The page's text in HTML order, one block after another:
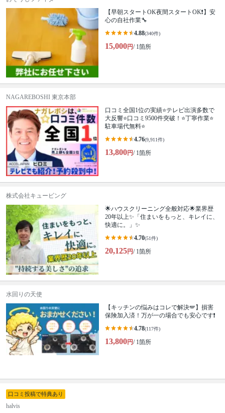
【早朝スタートOK夜間スタートOK❗️】安
心の自社作業🔧
4.88(340件)
15,000円/ 1箇所
NAGAREBOSHI 東京本部
口コミ全国1位の実績⭐テレビ出演多数で
大反響⭐口コミ9500件突破！⭐丁寧作業⭐
駐車場代無料⭐
4.76(9,911件)
13,800円/ 1箇所
株式会社キュービング
🌟ハウスクリーニング全般対応🌟業界歴
20年以上✨「住まいをもっと、キレイに、
快適に。」✨
4.70(51件)
20,125円/ 1箇所
水回りの天使
【キッチンの悩みはコレで解決🪽】損害
保険加入済！万が一の場合でも安心です❗️
4.78(117件)
13,800円/ 1箇所
口コミ投稿で特典あり
halvis